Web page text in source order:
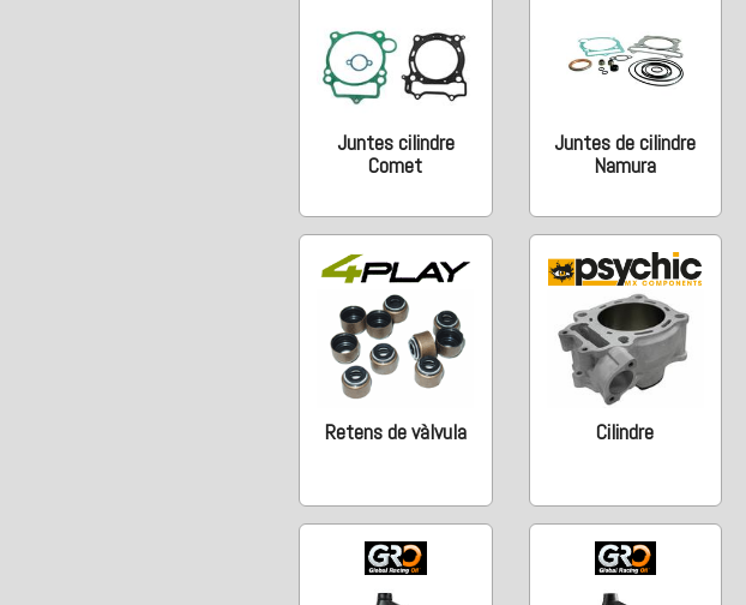
Juntes cilindre
Comet
Juntes de cilindre
Namura
Retens de vàlvula Cilindre